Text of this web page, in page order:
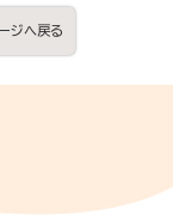
ジへ戻る